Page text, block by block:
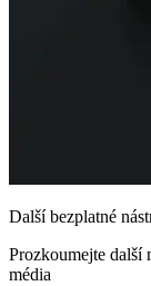
Další bezplatné
Prozkoumejte další
média